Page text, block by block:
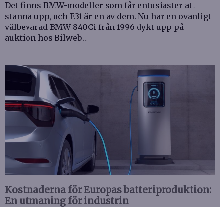
Det finns BMW-modeller som får entusiaster att
stanna upp, och E31 är en av dem. Nu har en ovanligt
välbevarad BMW 840Ci från 1996 dykt upp på
auktion hos Bilweb…
Kostnaderna för Europas batteriproduktion:
En utmaning för industrin